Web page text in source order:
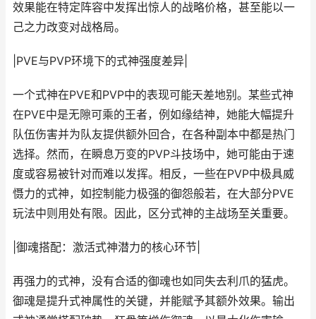
效果能在特定阵容中发挥出惊人的战略价格，甚至能以一
己之力改变对战格局。
|PVE与PVP环境下的式神强度差异|
一个式神在PVE和PVP中的表现可能天差地别。某些式神
在PVE中是无隙可乘的王者，例如缘结神，她能大幅提升
队伍伤害并为队友提供额外回合，在各种副本中都是热门
选择。然而，在瞬息万变的PVP斗技场中，她可能由于速
度或容易被针对而难以发挥。相反，一些在PVP中极具威
慑力的式神，如控制能力极强的御怨般若，在大部分PVE
玩法中则用处有限。因此，区分式神的主战场至关重要。
|御魂搭配：激活式神潜力的核心环节|
再强力的式神，没有合适的御魂也如同失去利爪的猛虎。
御魂是提升式神属性的关键，并能赋予其额外效果。输出